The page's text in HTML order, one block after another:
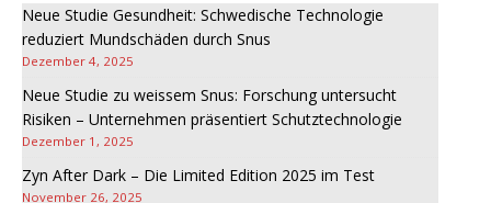
Neue Studie Gesundheit: Schwedische Technologie
reduziert Mundschäden durch Snus
Dezember 4, 2025
Neue Studie zu weissem Snus: Forschung untersucht
Risiken – Unternehmen präsentiert Schutztechnologie
Dezember 1, 2025
Zyn After Dark – Die Limited Edition 2025 im Test
November 26, 2025